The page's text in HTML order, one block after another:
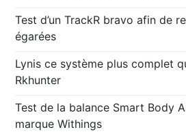
Test d’un TrackR bravo afin de
égarées
Lynis ce système plus complet
Rkhunter
Test de la balance Smart Body
marque Withings